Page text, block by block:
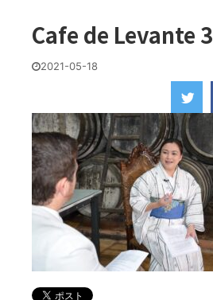
Cafe de Levante 3
2021-05-18